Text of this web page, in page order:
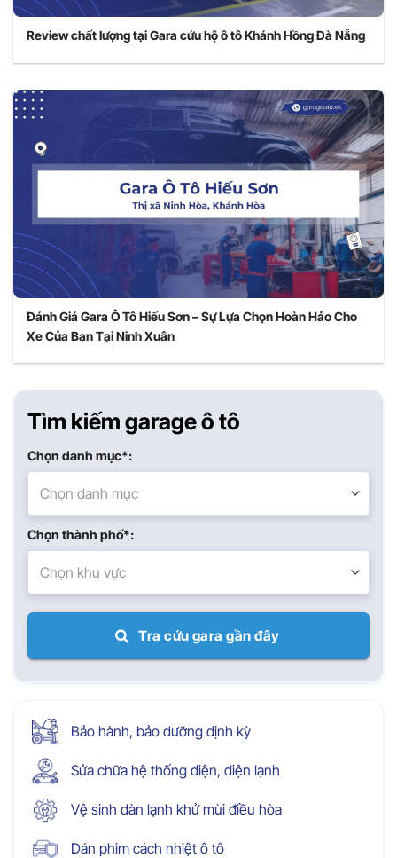
Review chất lượng tại Gara cứu hộ ô tô Khánh Hồng Đà Nẵng
Đánh Giá Gara Ô Tô Hiếu Sơn – Sự Lựa Chọn Hoàn Hảo Cho
Xe Của Bạn Tại Ninh Xuân
Tìm kiếm garage ô tô
Chọn danh mục*:
Chọn danh mục
Chọn thành phố*:
Chọn khu vực
Tra cứu gara gần đây
Bảo hành, bảo dưỡng định kỳ
Sửa chữa hệ thống điện, điện lạnh
Vệ sinh dàn lạnh khử mùi điều hòa
Dán phim cách nhiệt ô tô